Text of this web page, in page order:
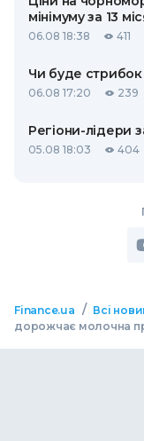
мінімуму за 13
06.08 18:38 411
Чи буде
06.08 17:20 239
Регіони-лідери
05.08 18:03 404
Finance.ua / Всі
дорожчає молочна